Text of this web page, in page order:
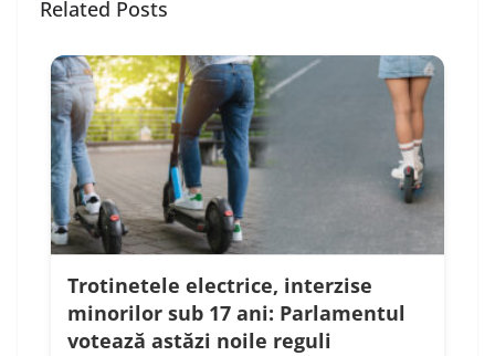
Related Posts
Trotinetele electrice, interzise
minorilor sub 17 ani: Parlamentul
votează astăzi noile reguli